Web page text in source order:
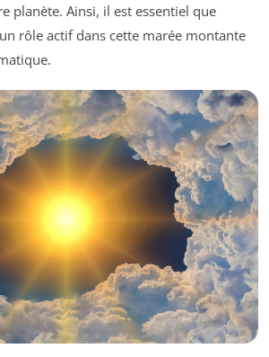
planète. Ainsi, il est essentiel que
rôle actif dans cette marée montante